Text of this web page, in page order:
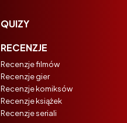
QUIZY
RECENZJE
Recenzje filmów
Recenzje gier
Recenzje komiksów
Recenzje książek
Recenzje seriali